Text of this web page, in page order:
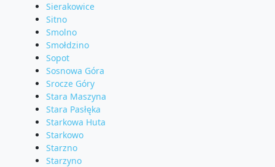
Sierakowice
Sitno
Smolno
Smołdzino
Sopot
Sosnowa Góra
Srocze Góry
Stara Maszyna
Stara Pasłęka
Starkowa Huta
Starkowo
Starzno
Starzyno